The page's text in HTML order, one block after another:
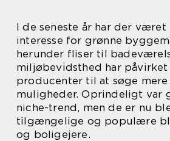
I de seneste år har der været
interesse for grønne
herunder fliser til
miljøbevidsthed har påvirket
producenter til at søge
muligheder. Oprindeligt var
niche-trend, men de er nu
tilgængelige og populære
og boligejere.